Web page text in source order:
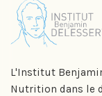
L'Institut
Nutrition dans le